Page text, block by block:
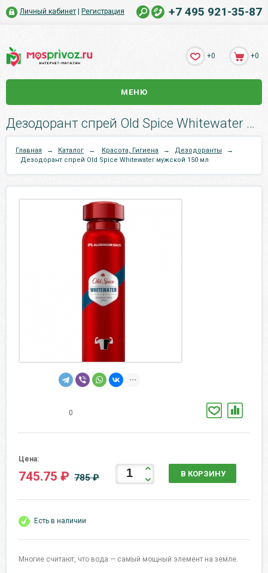
Личный кабинет Регистрация +7 495 921-35-87
+0 +0
МЕНЮ
Дезодорант спрей Old Spice Whitewater мужской 150 мл.
Главная → Каталог → Красота, Гигиена → Дезодоранты
→
Дезодорант спрей Old Spice Whitewater мужской 150 мл
0
Цена:
745.75 ₽ 785 ₽ В КОРЗИНУ
Есть в наличии
Многие считают, что вода — самый мощный элемент на земле.